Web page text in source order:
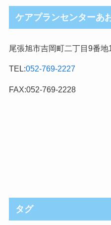
ケアプランセンター
尾張旭市吉岡町二丁目9番地
TEL:052-769-2227
FAX:052-769-2228
タグ